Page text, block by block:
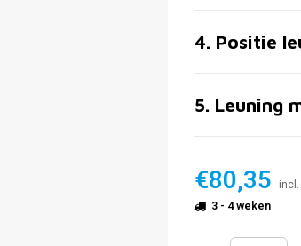
4. Positie
5. Leuning
€80,35
3 - 4 weken